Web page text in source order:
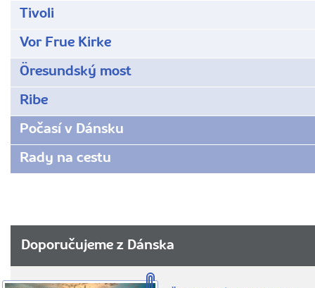
Tivoli
Vor Frue Kirke
Öresundský most
Ribe
Počasí v Dánsku
Rady na cestu
Doporučujeme z Dánska